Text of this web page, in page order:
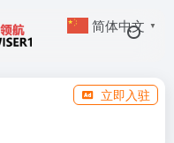
立即入驻
简体中文 ▼